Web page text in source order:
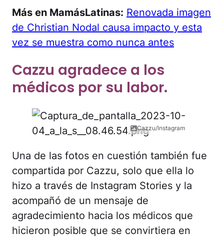
Más en MamásLatinas: Renovada imagen
de Christian Nodal causa impacto y esta
vez se muestra como nunca antes
Cazzu agradece a los
médicos por su labor.
Cazzu/Instagram
Una de las fotos en cuestión también fue
compartida por Cazzu, solo que ella lo
hizo a través de Instagram Stories y la
acompañó de un mensaje de
agradecimiento hacia los médicos que
hicieron posible que se convirtiera en